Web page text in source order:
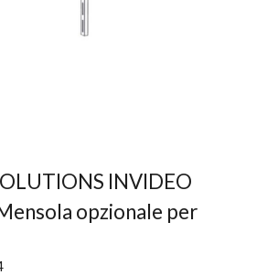
INVIDEO
opzionale per